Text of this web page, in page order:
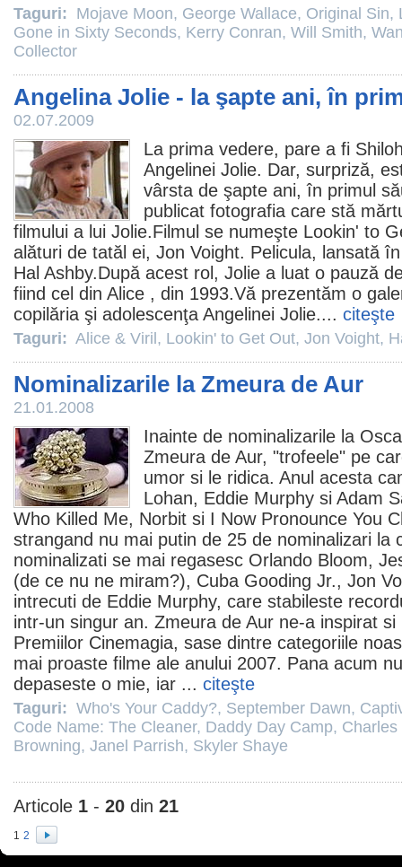
Taguri: Mojave Moon, George Wallace, Original Sin,
Gone in Sixty Seconds, Kerry Conran, Will Smith,
Collector
Angelina Jolie - la şapte ani, în
02.07.2009
La prima vedere, pare a fi
Angelinei Jolie. Dar, surpriză,
vârsta de şapte ani, în primul
publicat fotografia care stă
filmului a lui Jolie.Filmul se numeşte Lookin' to
alături de tatăl ei, Jon Voight. Pelicula, lansată
Hal Ashby.După acest rol, Jolie a luat o pauză
fiind cel din Alice , din 1993.Vă prezentăm o
copilăria şi adolescenţa Angelinei Jolie.... citeşte
Taguri: Alice & Viril , Lookin' to Get Out, Jon Voight,
Nominalizarile la Zmeura de Aur
21.01.2008
Inainte de nominalizarile la
Zmeura de Aur, "trofeele" pe
umor si le ridica. Anul acesta
Lohan, Eddie Murphy si Adam
Who Killed Me, Norbit si I Now Pronounce You
strangand nu mai putin de 25 de nominalizari la
nominalizati se mai regasesc Orlando Bloom,
(de ce nu ne miram?), Cuba Gooding Jr., Jon
intrecuti de Eddie Murphy, care stabileste
intr-un singur an. Zmeura de Aur ne-a inspirat si
Premiilor Cinemagia, sase dintre categoriile
mai proaste filme ale anului 2007. Pana acum
depaseste o mie, iar ... citeşte
Taguri: Who's Your Caddy?, September Dawn,
Code Name: The Cleaner, Daddy Day Camp, Charles
Browning, Janel Parrish, Skyler Shaye
Articole 1 - 20 din 21
1 2